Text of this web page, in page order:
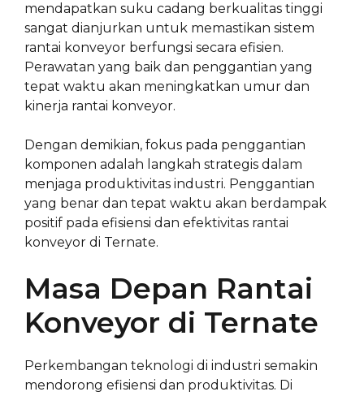
mendapatkan suku cadang berkualitas tinggi
sangat dianjurkan untuk memastikan sistem
rantai konveyor berfungsi secara efisien.
Perawatan yang baik dan penggantian yang
tepat waktu akan meningkatkan umur dan
kinerja rantai konveyor.
Dengan demikian, fokus pada penggantian
komponen adalah langkah strategis dalam
menjaga produktivitas industri. Penggantian
yang benar dan tepat waktu akan berdampak
positif pada efisiensi dan efektivitas rantai
konveyor di Ternate.
Masa Depan Rantai
Konveyor di Ternate
Perkembangan teknologi di industri semakin
mendorong efisiensi dan produktivitas. Di